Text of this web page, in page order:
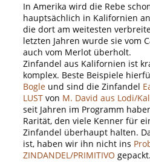
In Amerika wird die Rebe
hauptsächlich in Kalifornien
die dort am weitesten
letzten Jahren wurde sie vom
auch vom Merlot überholt.
Zinfandel aus Kalifornien ist
komplex. Beste Beispiele
Bogleund sind die Zinfandel
LUST von M. David aus Lodi/
seit Jahren im Programm
Rarität, den viele Kenner für
Zinfandel überhaupt halten.
ist, haben wir ihn nicht ins
ZINDANDEL/PRIMITIVO gepackt.